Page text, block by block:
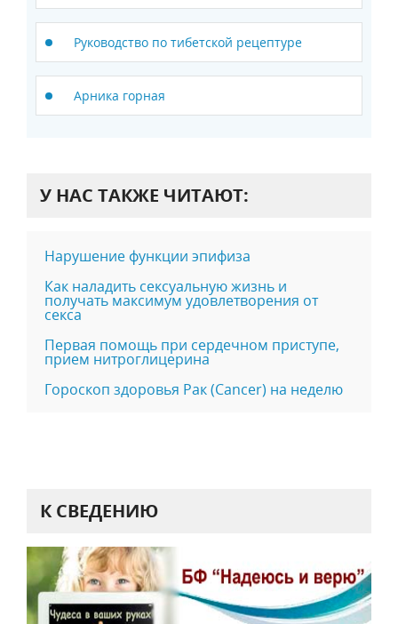
Руководство по тибетской рецептуре
Арника горная
У НАС ТАКЖЕ ЧИТАЮТ:
Нарушение функции эпифиза
Как наладить сексуальную жизнь и
получать максимум удовлетворения от
секса
Первая помощь при сердечном приступе,
прием нитроглицерина
Гороскоп здоровья Рак (Cancer) на неделю
К СВЕДЕНИЮ